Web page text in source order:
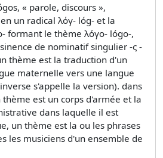
« parole, discours »,
un radical λόγ- lóg- et la
formant le thème λόγο- lógo-,
de nominatif singulier -ς -
thème est la traduction d'un
maternelle vers une langue
s'appelle la version). dans
est un corps d'armée et la
dans laquelle il est
un thème est la ou les phrases
les musiciens d'un ensemble de